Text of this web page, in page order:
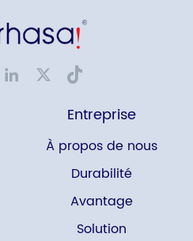
Entreprise
À propos de nous
Durabilité
Avantage
Solution